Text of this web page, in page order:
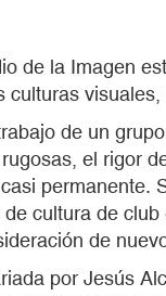
de la Imagen
culturas
de un
el rigor
permanente.
cultura de
de
por Jesús